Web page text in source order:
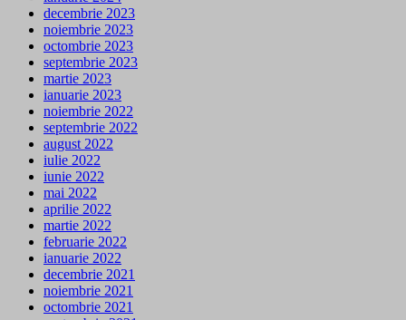
decembrie 2023
noiembrie 2023
octombrie 2023
septembrie 2023
martie 2023
ianuarie 2023
noiembrie 2022
septembrie 2022
august 2022
iulie 2022
iunie 2022
mai 2022
aprilie 2022
martie 2022
februarie 2022
ianuarie 2022
decembrie 2021
noiembrie 2021
octombrie 2021